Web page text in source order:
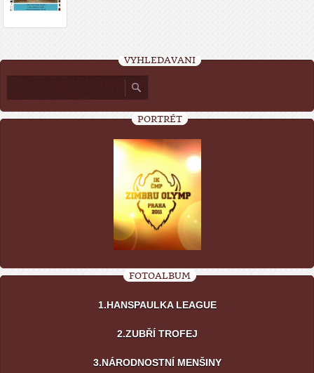
VYHLEDÁVÁNÍ
PORTRÉT
FOTOALBUM
1.HANSPAULKA LEAGUE
2.ZUBŘÍ TROFEJ
3.NÁRODNOSTNÍ MENŠINY